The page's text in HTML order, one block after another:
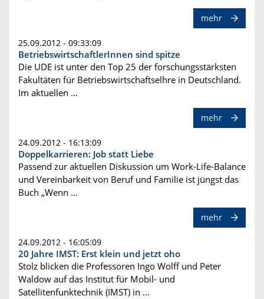
mehr
25.09.2012 - 09:33:09
BetriebswirtschaftlerInnen sind spitze
Die UDE ist unter den Top 25 der forschungsstärksten
Fakultäten für Betriebswirtschaftselhre in Deutschland.
Im aktuellen …
mehr
24.09.2012 - 16:13:09
Doppelkarrieren: Job statt Liebe
Passend zur aktuellen Diskussion um Work-Life-Balance
und Vereinbarkeit von Beruf und Familie ist jüngst das
Buch „Wenn …
mehr
24.09.2012 - 16:05:09
20 Jahre IMST: Erst klein und jetzt oho
Stolz blicken die Professoren Ingo Wolff und Peter
Waldow auf das Institut für Mobil- und
Satellitenfunktechnik (IMST) in …